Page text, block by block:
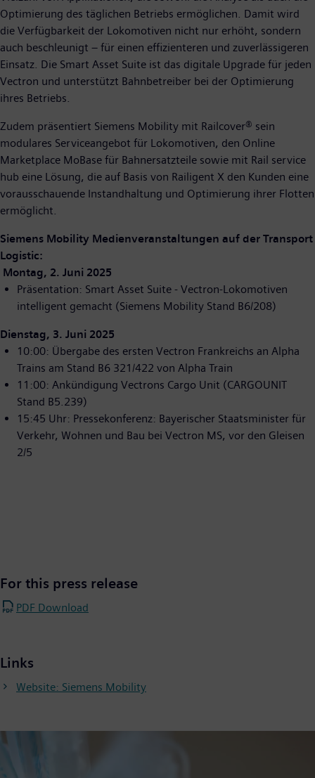
Optimierung des täglichen Betriebs ermöglichen. Damit wird
die Verfügbarkeit der Lokomotiven nicht nur erhöht, sondern
auch beschleunigt – für einen effizienteren und zuverlässigeren
Einsatz. Die Smart Asset Suite ist das digitale Upgrade für jeden
Vectron und unterstützt Bahnbetreiber bei der Optimierung
ihres Betriebs.
Zudem präsentiert Siemens Mobility mit Railcover® sein
modulares Serviceangebot für Lokomotiven, den Online
Marketplace MoBase für Bahnersatzteile sowie mit Rail service
hub eine Lösung, die auf Basis von Railigent X den Kunden eine
vorausschauende Instandhaltung und Optimierung ihrer Flotten
ermöglicht.
Siemens Mobility Medienveranstaltungen auf der Transport
Logistic:
Montag, 2. Juni 2025
Präsentation: Smart Asset Suite - Vectron-Lokomotiven
intelligent gemacht (Siemens Mobility Stand B6/208)
Dienstag, 3. Juni 2025
10:00: Übergabe des ersten Vectron Frankreichs an Alpha
Trains am Stand B6 321/422 von Alpha Train
11:00: Ankündigung Vectrons Cargo Unit (CARGOUNIT
Stand B5.239)
15:45 Uhr: Pressekonferenz: Bayerischer Staatsminister für
Verkehr, Wohnen und Bau bei Vectron MS, vor den Gleisen
2/5
For this press release
PDF Download
Links
Website: Siemens Mobility